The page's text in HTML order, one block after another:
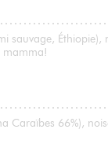
sauvage, Éthiopie),
mamma!
Caraïbes 66%),